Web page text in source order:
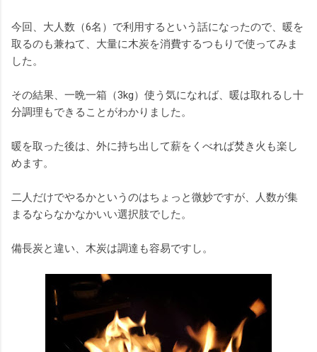
今回、大人数（6名）で利用するという話になったので、暖を
取るのも兼ねて、大量に木炭を消費するつもりで使ってみま
した。
その結果、一晩一箱（3kg）使う気になれば、暖は取れるし十
分調理もできることがわかりました。
暖を取った後は、外に持ち出して薪をくべれば焚き火も楽し
めます。
二人だけでやるかというのはちょっと微妙ですが、人数が集
まるならなかなかいい選択肢でした。
備長炭と違い、木炭は調達も容易ですし。